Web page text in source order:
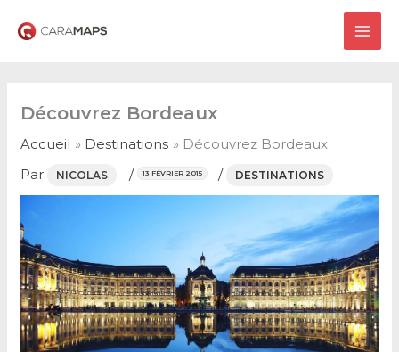
Découvrez Bordeaux
Accueil Destinations
Découvrez Bordeaux
Par
NICOLAS / 13 FÉVRIER 2015 / DESTINATIONS